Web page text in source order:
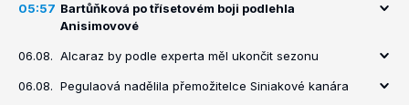
05:57 Bartůňková po třísetovém boji podlehla
Anisimovové
06.08. Alcaraz by podle experta měl ukončit sezonu
06.08. Pegulaová nadělila přemožitelce Siniakové kanára